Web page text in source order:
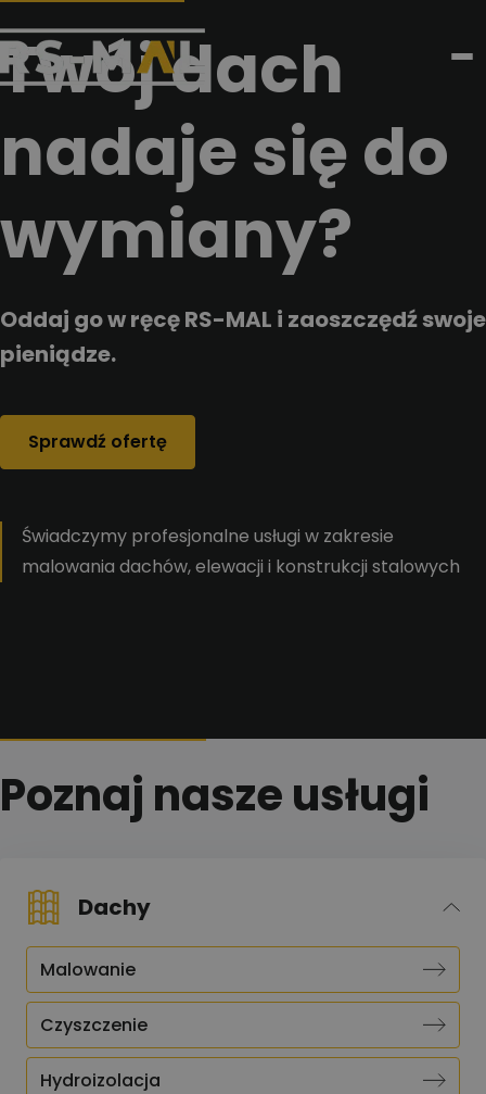
Twój dach
nadaje się do
wymiany?
Oddaj go w ręcę RS-MAL i zaoszczędź swoje
pieniądze.
Sprawdź ofertę
Świadczymy profesjonalne usługi w zakresie
malowania dachów, elewacji i konstrukcji stalowych
Poznaj nasze usługi
Dachy
Malowanie
Czyszczenie
Hydroizolacja